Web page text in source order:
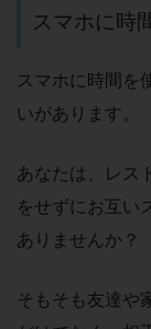
スマホに時
スマホに時間を
いがあります。
あなたは、レス
をせずにお互い
ありませんか？
そもそも友達や